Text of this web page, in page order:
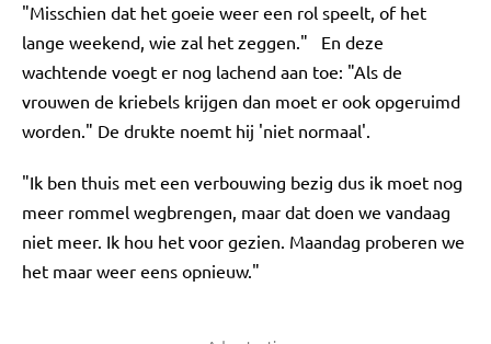
"Misschien dat het goeie weer een rol speelt, of het
lange weekend, wie zal het zeggen." En deze
wachtende voegt er nog lachend aan toe: "Als de
vrouwen de kriebels krijgen dan moet er ook opgeruimd
worden." De drukte noemt hij 'niet normaal'.
"Ik ben thuis met een verbouwing bezig dus ik moet nog
meer rommel wegbrengen, maar dat doen we vandaag
niet meer. Ik hou het voor gezien. Maandag proberen we
het maar weer eens opnieuw."